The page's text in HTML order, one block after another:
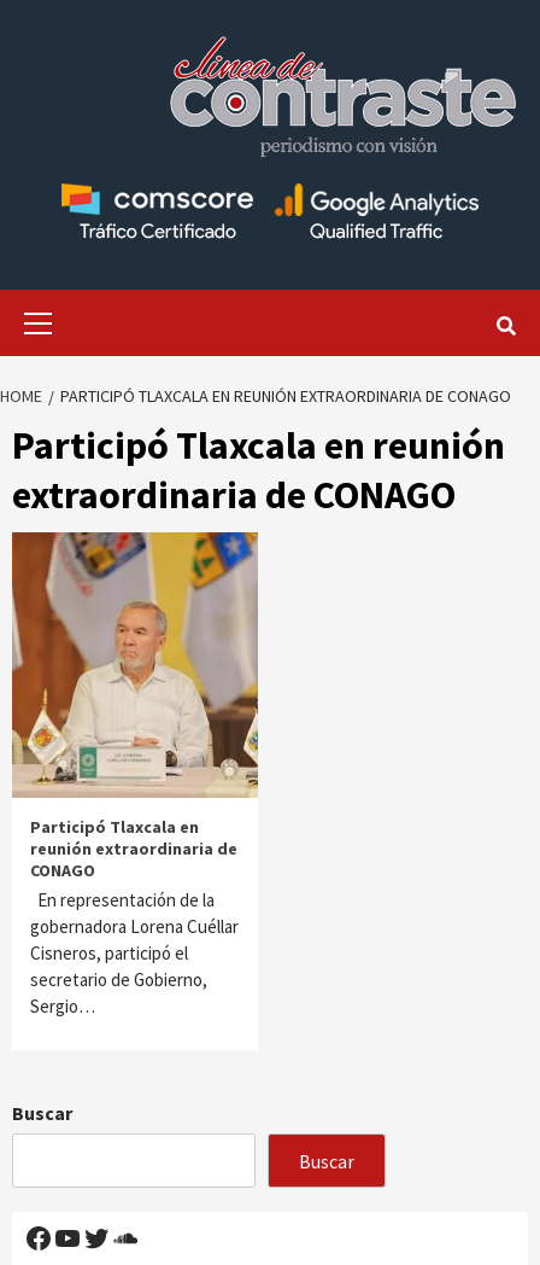
HOME PARTICIPÓ TLAXCALA EN REUNIÓN EXTRAORDINARIA DE CONAGO
Participó Tlaxcala en reunión
extraordinaria de CONAGO
Participó Tlaxcala en
reunión extraordinaria de
CONAGO
En representación de la
gobernadora Lorena Cuéllar
Cisneros, participó el
secretario de Gobierno,
Sergio…
Buscar
Buscar
Facebook
YouTube
Twitter
SoundCloud